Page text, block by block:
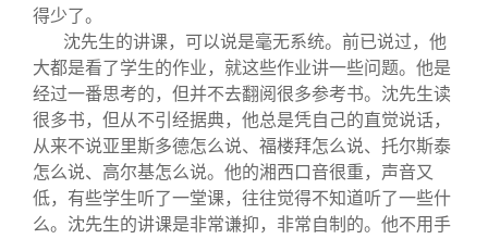
得少了。
沈先生的讲课，可以说是毫无系统。前已说过，他
大都是看了学生的作业，就这些作业讲一些问题。他是
经过一番思考的，但并不去翻阅很多参考书。沈先生读
很多书，但从不引经据典，他总是凭自己的直觉说话，
从来不说亚里斯多德怎么说、福楼拜怎么说、托尔斯泰
怎么说、高尔基怎么说。他的湘西口音很重，声音又
低，有些学生听了一堂课，往往觉得不知道听了一些什
么。沈先生的讲课是非常谦抑，非常自制的。他不用手